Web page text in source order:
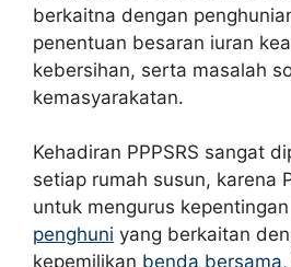
berkaitna dengan
penentuan besaran iuran
kebersihan, serta masalah
kemasyarakatan.
Kehadiran PPPSRS sangat
setiap rumah susun, karena
untuk mengurus
penghuni yang berkaitan
kepemilikan benda